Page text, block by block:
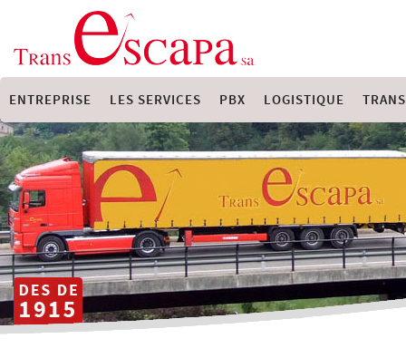
ENTREPRISE LES SERVICES PBX LOGISTIQUE